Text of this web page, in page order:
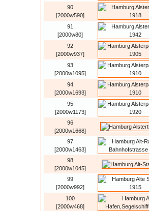
90
[2000w590]
91
[2000w80]
92
[2000w937]
93
[2000w1095]
94
[2000w1693]
95
[2000w1173]
96
[2000w1668]
97
[2000w1463]
98
[2000w1045]
99
[2000w992]
100
[2000w468]